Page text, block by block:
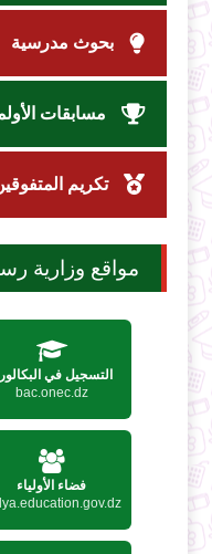
بحوث مدرسية
مسابقات
تكريم
مواقع وزارية
التسجيل في
bac.onec.dz
فضاء الأولياء